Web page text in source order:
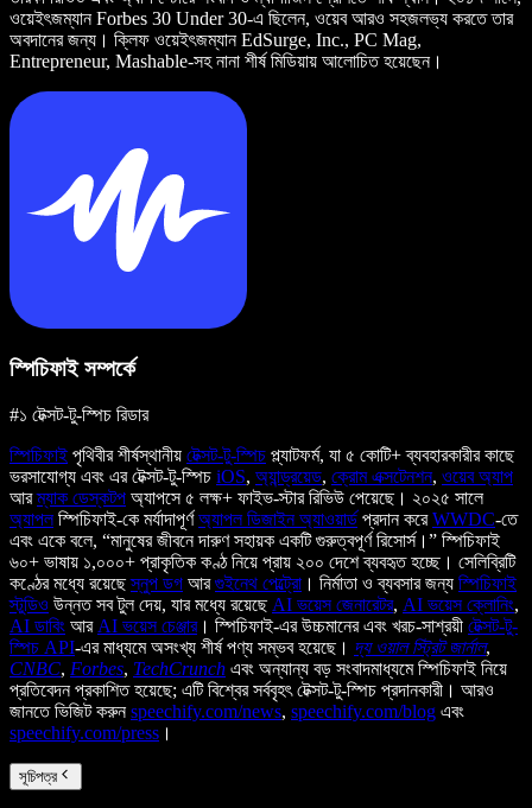
ওয়েইৎজম্যান Forbes 30 Under 30-এ ছিলেন, ওয়েব আরও সহজলভ্য করতে তার
অবদানের জন্য। ক্লিফ ওয়েইৎজম্যান EdSurge, Inc., PC Mag,
Entrepreneur, Mashable-সহ নানা শীর্ষ মিডিয়ায় আলোচিত হয়েছেন।
স্পিচিফাই সম্পর্কে
#১ টেক্সট-টু-স্পিচ রিডার
স্পিচিফাই পৃথিবীর শীর্ষস্থানীয় টেক্সট-টু-স্পিচ প্ল্যাটফর্ম, যা ৫ কোটি+ ব্যবহারকারীর কাছে
ভরসাযোগ্য এবং এর টেক্সট-টু-স্পিচ iOS, অ্যান্ড্রয়েড, ক্রোম এক্সটেনশন, ওয়েব অ্যাপ
আরম্যাক ডেস্কটপ অ্যাপসে ৫ লক্ষ+ ফাইভ-স্টার রিভিউ পেয়েছে। ২০২৫ সালে
অ্যাপলস্পিচিফাই-কে মর্যাদাপূর্ণঅ্যাপল ডিজাইন অ্যাওয়ার্ড প্রদান করেWWDC-তে
এবং একে বলে, “মানুষের জীবনে দারুণ সহায়ক একটি গুরুত্বপূর্ণ রিসোর্স।” স্পিচিফাই
৬০+ ভাষায় ১,০০০+ প্রাকৃতিক কণ্ঠ নিয়ে প্রায় ২০০ দেশে ব্যবহৃত হচ্ছে। সেলিব্রিটি
কণ্ঠের মধ্যে রয়েছেস্নুপ ডগ আরগুইনেথ পেল্ট্রো । নির্মাতা ও ব্যবসার জন্য স্পিচিফাই
স্টুডিও উন্নত সব টুল দেয়, যার মধ্যে রয়েছে AI ভয়েস জেনারেটর, AI ভয়েস ক্লোনিং,
AI ডাবিং আর AI ভয়েস চেঞ্জার। স্পিচিফাই-এর উচ্চমানের এবং খরচ-সাশ্রয়ী টেক্সট-টু-
স্পিচ API-এর মাধ্যমে অসংখ্য শীর্ষ পণ্য সম্ভব হয়েছে। দ্য ওয়াল স্ট্রিট জার্নাল,
CNBC, Forbes, TechCrunch এবং অন্যান্য বড় সংবাদমাধ্যমে স্পিচিফাই নিয়ে
প্রতিবেদন প্রকাশিত হয়েছে; এটি বিশ্বের সর্ববৃহৎ টেক্সট-টু-স্পিচ প্রদানকারী। আরও
জানতে ভিজিট করুনspeechify.com/news, speechify.com/blog এবং
speechify.com/press ।
সূচিপত্র